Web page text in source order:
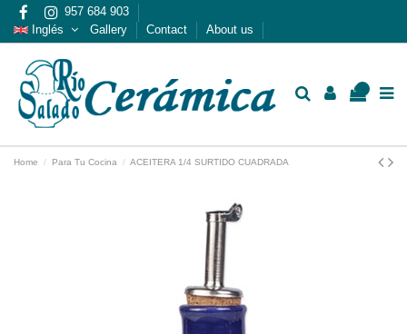
957 684 903
Inglés
Gallery Contact About us
Home Para Tu Cocina ACEITERA 1/4 SURTIDO CUADRADA